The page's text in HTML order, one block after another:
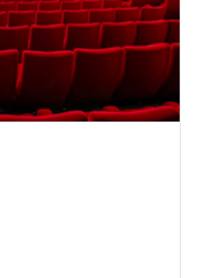
En savoir plus